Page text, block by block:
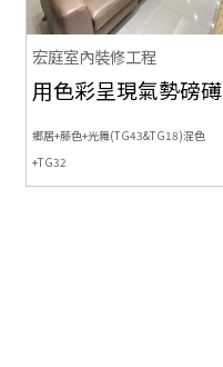
宏庭室內裝修工程
用色彩呈現氣勢磅礡
鄉居+藤色+光舞(TG43&TG18)混色
+TG32